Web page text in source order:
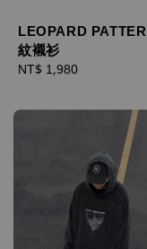
LEOPARD
紋襯衫
Regular
NT$ 1,980